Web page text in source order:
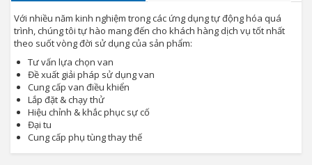
Với nhiều năm kinh nghiệm trong các ứng dụng tự động hóa quá
trình, chúng tôi tự hào mang đến cho khách hàng dịch vụ tốt nhất
theo suốt vòng đời sử dụng của sản phẩm:
Tư vấn lựa chọn van
Đề xuất giải pháp sử dụng van
Cung cấp van điều khiển
Lắp đặt & chạy thử
Hiệu chỉnh & khắc phục sự cố
Đại tu
Cung cấp phụ tùng thay thế